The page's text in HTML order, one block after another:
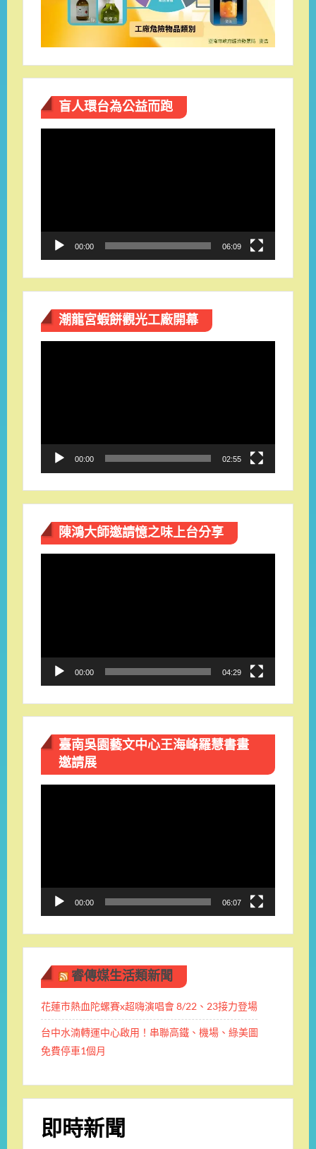
盲人環台​為公益而跑
00:00 06:09
潮龍宮蝦餅觀光工廠開幕
00:00 02:55
陳鴻大師邀請憶之味上台分享
00:00 04:29
臺南吳園藝文中心王海峰羅慧書畫
邀請展
00:00 06:07
睿傳媒生活類新聞
花蓮市熱血陀螺賽x超嗨演唱會 8/22、23接力登場
台中水湳轉運中心啟用！串聯高鐵、機場、綠美圖
免費停車1個月
即時新聞